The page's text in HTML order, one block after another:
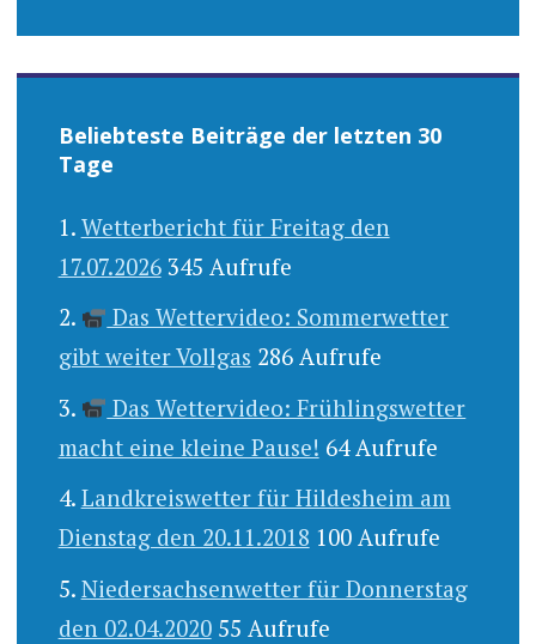
Beliebteste Beiträge der letzten 30
Tage
Wetterbericht für Freitag den
17.07.2026 345 Aufrufe
Das Wettervideo: Sommerwetter
gibt weiter Vollgas 286 Aufrufe
Das Wettervideo: Frühlingswetter
macht eine kleine Pause! 64 Aufrufe
Landkreiswetter für Hildesheim am
Dienstag den 20.11.2018 100 Aufrufe
Niedersachsenwetter für Donnerstag
den 02.04.2020 55 Aufrufe